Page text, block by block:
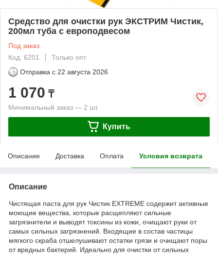
Средство для очистки рук ЭКСТРИМ Чистик,
200мл туба с европодвесом
Под заказ
Код: 6201
Только опт
Отправка с 22 августа 2026
1 070 ₸
Минимальный заказ — 2 шт.
Купить
Описание Доставка Оплата Условия возврата
Описание
Чистящая паста для рук Чистик EXTREME содержит активные
моющие вещества, которые расщепляют сильные
загрязнители и выводят токсины из кожи, очищают руки от
самых сильных загрязнений. Входящие в состав частицы
мягкого скраба отшелушивают остатки грязи и очищают поры
от вредных бактерий. Идеально для очистки от сильных